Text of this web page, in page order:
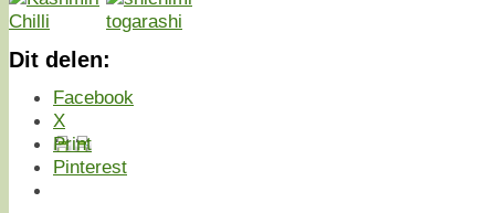
Dit delen:
Facebook
X
Print
Pinterest